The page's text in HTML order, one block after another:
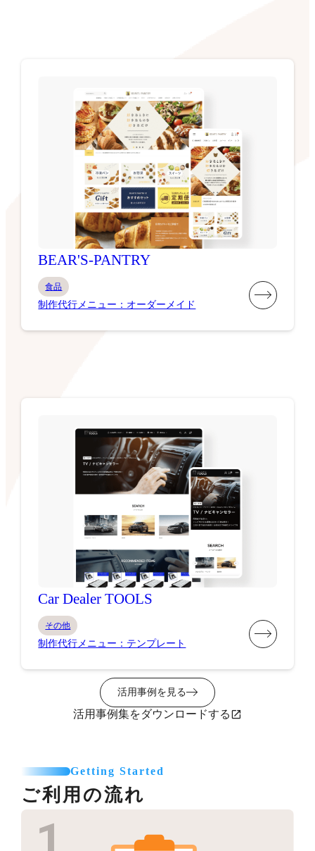
BEAR'S-PANTRY
食品
制作代行メニュー：オーダーメイド
Car Dealer TOOLS
その他
制作代行メニュー：テンプレート
活用事例を見る
活用事例集をダウンロードする
Getting Started
ご利用の流れ